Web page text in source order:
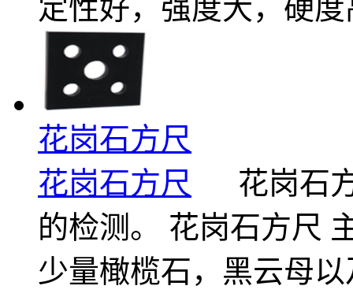
定性好，强度大，硬
花岗石方尺
花岗石方尺
花岗石方
的检测。 花岗石方尺
少量橄榄石，黑云母